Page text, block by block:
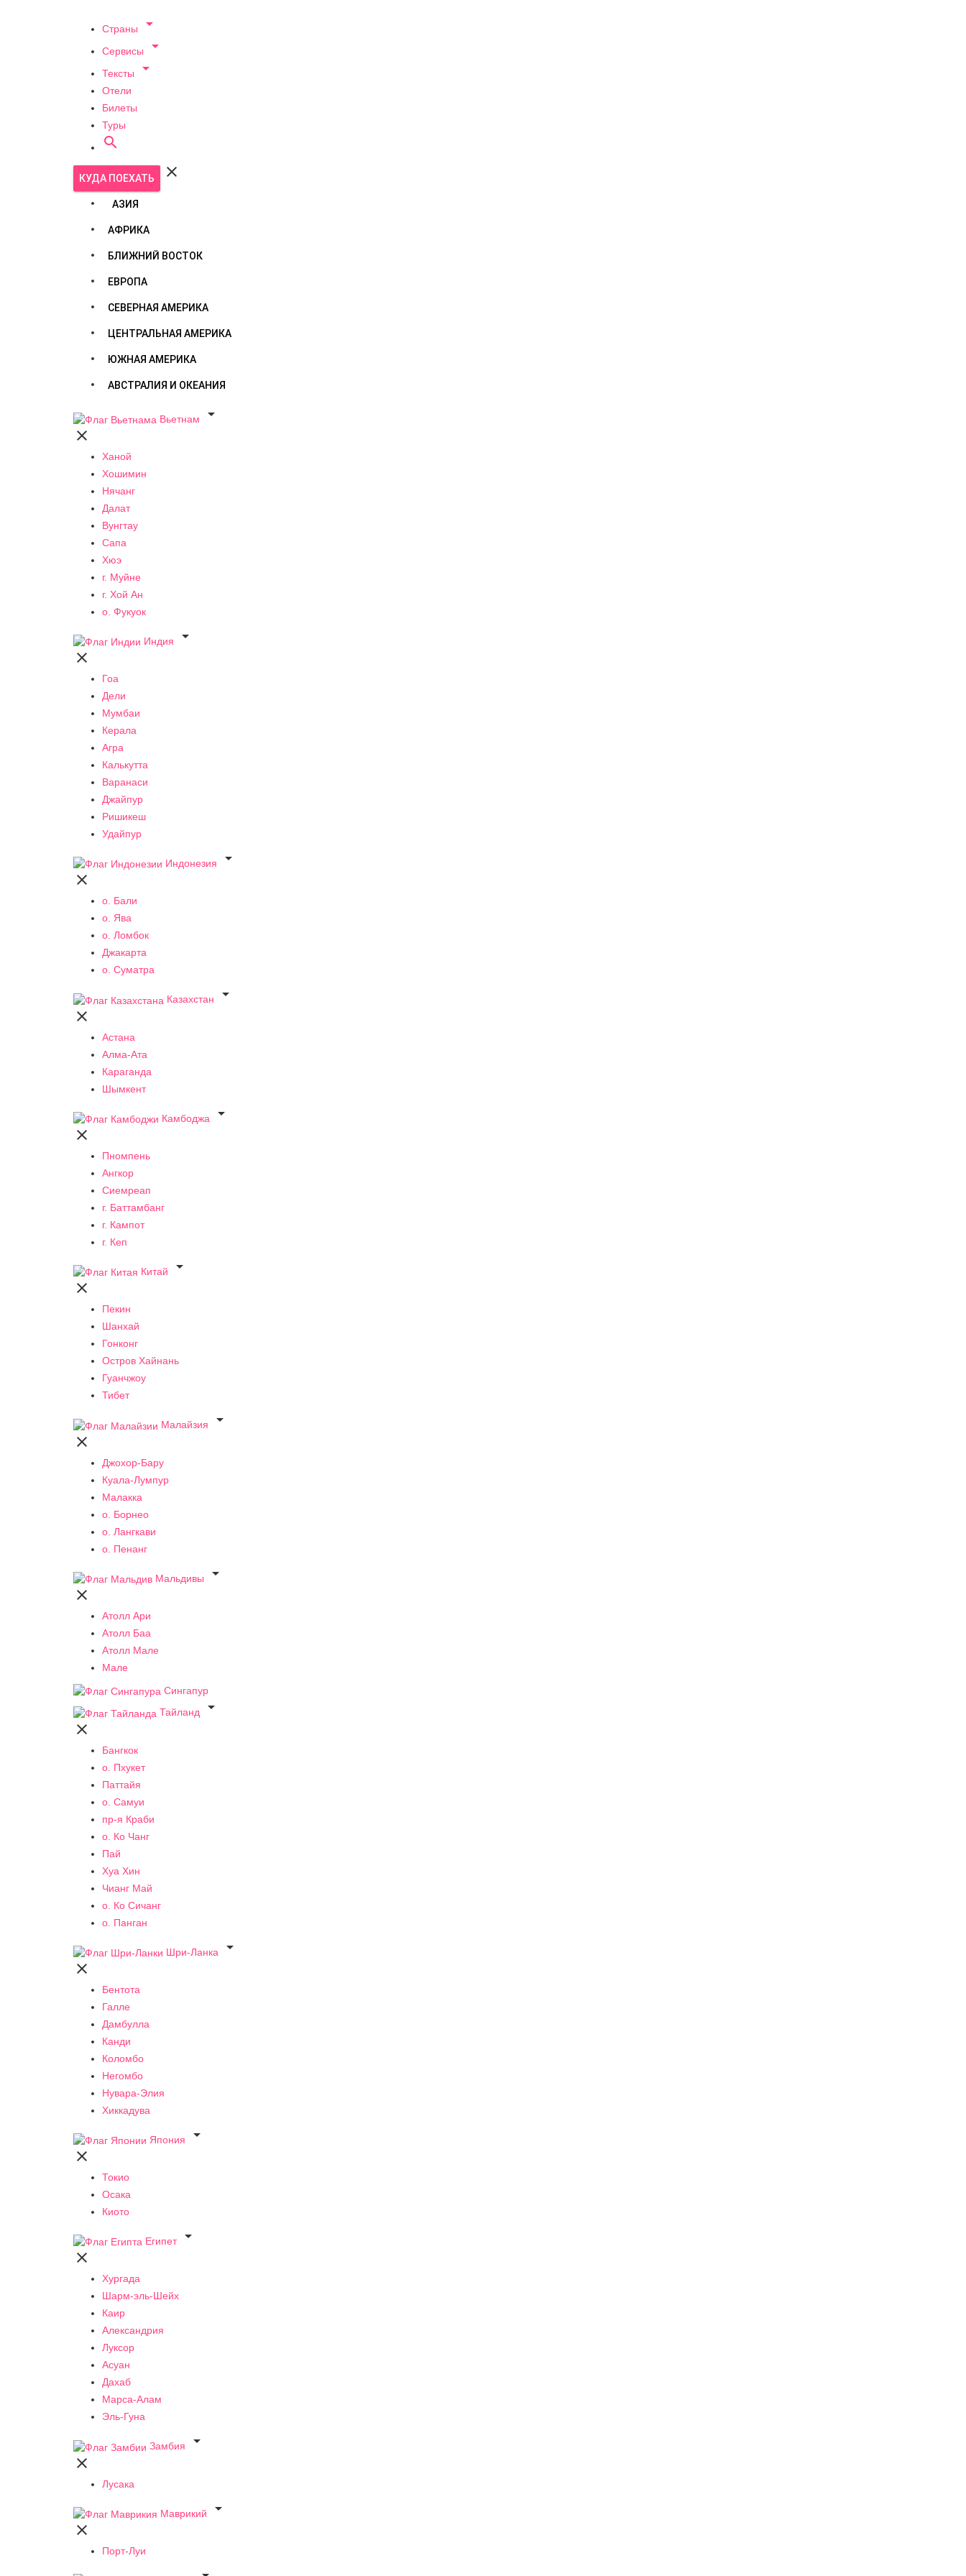
Страны 
Сервисы 
Тексты 
Отели
Билеты
Туры

КУДА ПОЕХАТЬ 
АЗИЯ
АФРИКА
БЛИЖНИЙ ВОСТОК
ЕВРОПА
СЕВЕРНАЯ АМЕРИКА
ЦЕНТРАЛЬНАЯ АМЕРИКА
ЮЖНАЯ АМЕРИКА
АВСТРАЛИЯ И ОКЕАНИЯ
Вьетнам


Ханой
Хошимин
Нячанг
Далат
Вунгтау
Сапа
Хюэ
г. Муйне
г. Хой Ан
о. Фукуок
Индия


Гоа
Дели
Мумбаи
Керала
Агра
Калькутта
Варанаси
Джайпур
Ришикеш
Удайпур
Индонезия


о. Бали
о. Ява
о. Ломбок
Джакарта
о. Суматра
Казахстан


Астана
Алма-Ата
Караганда
Шымкент
Камбоджа


Пномпень
Ангкор
Сиемреап
г. Баттамбанг
г. Кампот
г. Кеп
Китай


Пекин
Шанхай
Гонконг
Остров Хайнань
Гуанчжоу
Тибет
Малайзия


Джохор-Бару
Куала-Лумпур
Малакка
о. Борнео
о. Лангкави
о. Пенанг
Мальдивы


Атолл Ари
Атолл Баа
Атолл Мале
Мале
Сингапур
Тайланд


Бангкок
о. Пхукет
Паттайя
о. Самуи
пр-я Краби
о. Ко Чанг
Пай
Хуа Хин
Чианг Май
о. Ко Сичанг
о. Панган
Шри-Ланка


Бентота
Галле
Дамбулла
Канди
Коломбо
Негомбо
Нувара-Элия
Хиккадува
Япония


Токио
Осака
Киото
Египет


Хургада
Шарм-эль-Шейх
Каир
Александрия
Луксор
Асуан
Дахаб
Марса-Алам
Эль-Гуна
Замбия


Лусака
Маврикий


Порт-Луи